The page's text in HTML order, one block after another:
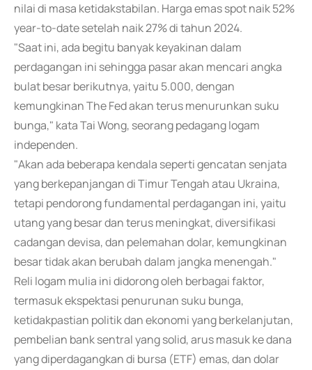
nilai di masa ketidakstabilan. Harga emas spot naik 52%
year-to-date setelah naik 27% di tahun 2024.
"Saat ini, ada begitu banyak keyakinan dalam
perdagangan ini sehingga pasar akan mencari angka
bulat besar berikutnya, yaitu 5.000, dengan
kemungkinan The Fed akan terus menurunkan suku
bunga," kata Tai Wong, seorang pedagang logam
independen.
"Akan ada beberapa kendala seperti gencatan senjata
yang berkepanjangan di Timur Tengah atau Ukraina,
tetapi pendorong fundamental perdagangan ini, yaitu
utang yang besar dan terus meningkat, diversifikasi
cadangan devisa, dan pelemahan dolar, kemungkinan
besar tidak akan berubah dalam jangka menengah."
Reli logam mulia ini didorong oleh berbagai faktor,
termasuk ekspektasi penurunan suku bunga,
ketidakpastian politik dan ekonomi yang berkelanjutan,
pembelian bank sentral yang solid, arus masuk ke dana
yang diperdagangkan di bursa (ETF) emas, dan dolar